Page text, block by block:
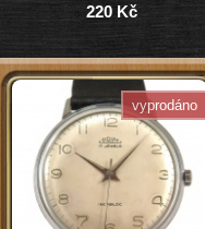
220 Kč
vyprodáno